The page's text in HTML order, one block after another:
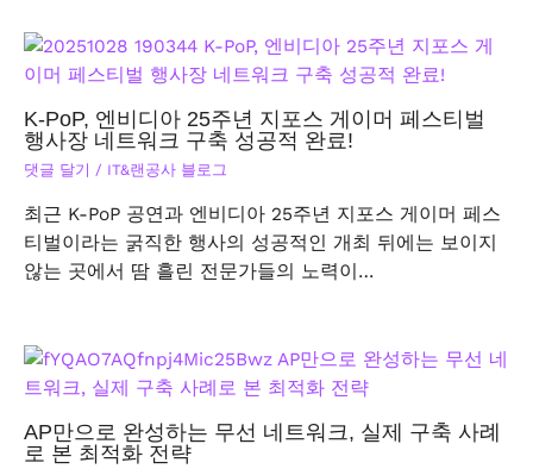
K-PoP, 엔비디아 25주년 지포스 게이머 페스티벌
행사장 네트워크 구축 성공적 완료!
댓글 달기 / IT&랜공사 블로그
최근 K-PoP 공연과 엔비디아 25주년 지포스 게이머 페스
티벌이라는 굵직한 행사의 성공적인 개최 뒤에는 보이지
않는 곳에서 땀 흘린 전문가들의 노력이…
AP만으로 완성하는 무선 네트워크, 실제 구축 사례
로 본 최적화 전략